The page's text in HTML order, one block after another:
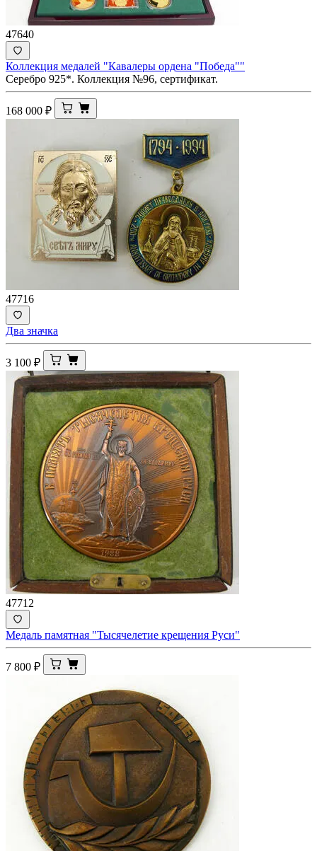
47640
Коллекция медалей "Кавалеры ордена "Победа""
Серебро 925*. Коллекция №96, сертификат.
168 000 ₽
47716
Два значка
3 100 ₽
47712
Медаль памятная "Тысячелетие крещения Руси"
7 800 ₽